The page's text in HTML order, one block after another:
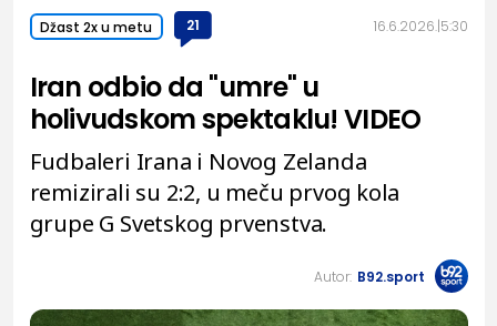
Džast 2x u metu 21 16.6.2026. 5:30
Iran odbio da "umre" u
holivudskom spektaklu! VIDEO
Fudbaleri Irana i Novog Zelanda
remizirali su 2:2, u meču prvog kola
grupe G Svetskog prvenstva.
Autor: B92.sport